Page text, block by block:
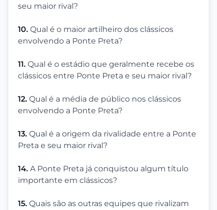
seu maior rival?
10. Qual é o maior artilheiro dos clássicos
envolvendo a Ponte Preta?
11. Qual é o estádio que geralmente recebe os
clássicos entre Ponte Preta e seu maior rival?
12. Qual é a média de público nos clássicos
envolvendo a Ponte Preta?
13. Qual é a origem da rivalidade entre a Ponte
Preta e seu maior rival?
14. A Ponte Preta já conquistou algum título
importante em clássicos?
15. Quais são as outras equipes que rivalizam